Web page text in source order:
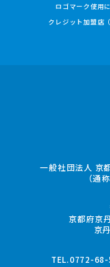
ロゴマーク使用
クレジット加盟店（
一般社団法人 京
（通
京都府京
京
TEL.0772-